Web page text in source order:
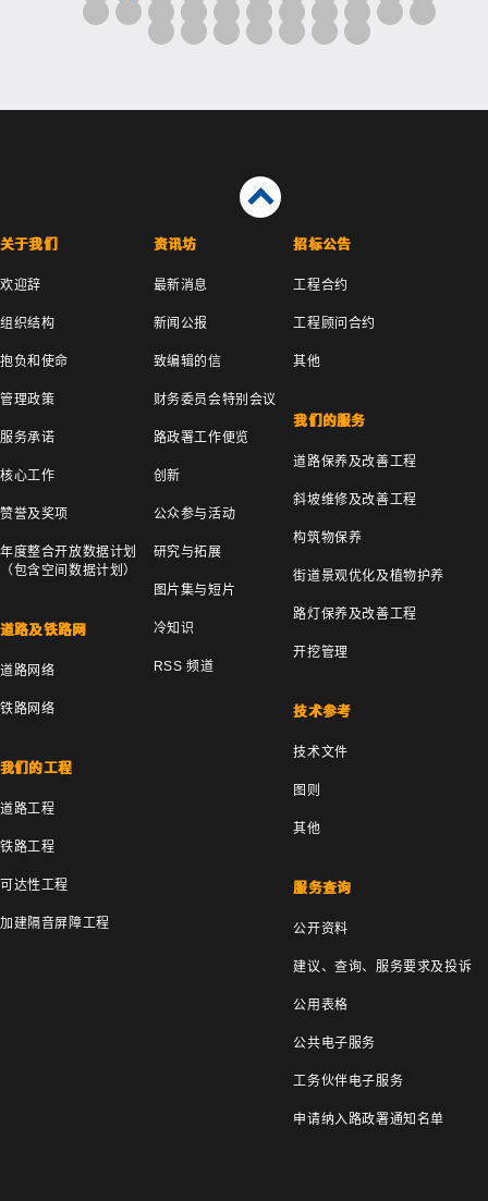
关于我们
欢迎辞
组织结构
抱负和使命
管理政策
服务承诺
核心工作
赞誉及奖项
年度整合开放数据计划
（包含空间数据计划）
道路及铁路网
道路网络
铁路网络
我们的工程
道路工程
铁路工程
可达性工程
加建隔音屏障工程
资讯坊
最新消息
新闻公报
致编辑的信
财务委员会特别会议
路政署工作便览
创新
公众参与活动
研究与拓展
图片集与短片
冷知识
RSS 频道
招标公告
工程合约
工程顾问合约
其他
我们的服务
道路保养及改善工程
斜坡维修及改善工程
构筑物保养
街道景观优化及植物护养
路灯保养及改善工程
开挖管理
技术参考
技术文件
图则
其他
服务查询
公开资料
建议、查询、服务要求及投诉
公用表格
公共电子服务
工务伙伴电子服务
申请纳入路政署通知名单